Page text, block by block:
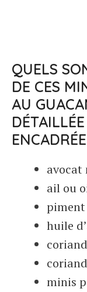
QUELS
DE CES
AU
ENCADRÉE
avocat
ail ou
piment
huile
minis